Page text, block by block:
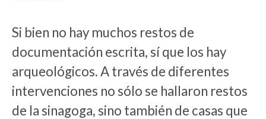
Si bien no hay muchos restos de
documentación escrita, sí que los hay
arqueológicos. A través de diferentes
intervenciones no sólo se hallaron restos
de la sinagoga, sino también de casas que